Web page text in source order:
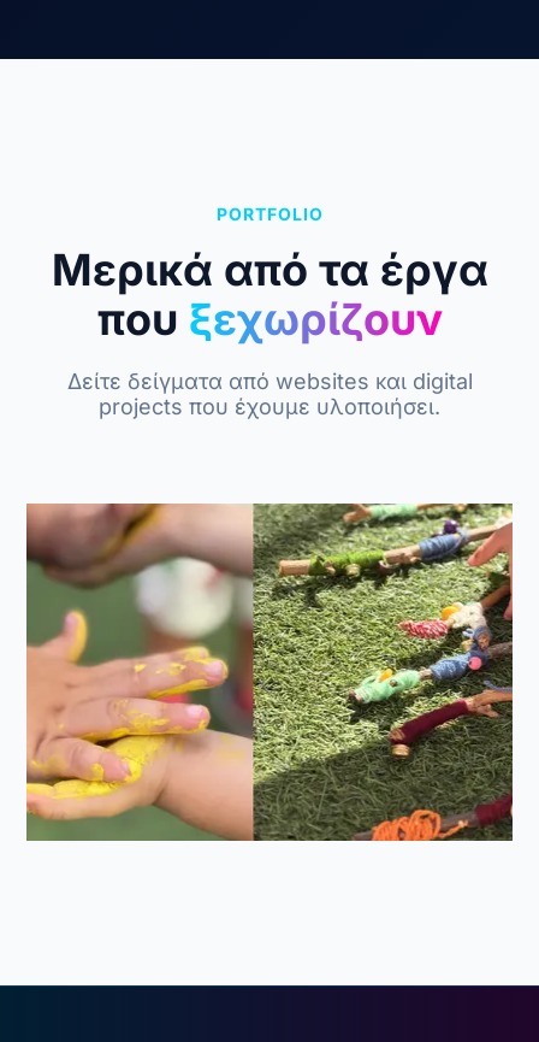
PORTFOLIO
Μερικά από τα έργα
που ξεχωρίζουν
Δείτε δείγματα από websites και digital
projects που έχουμε υλοποιήσει.